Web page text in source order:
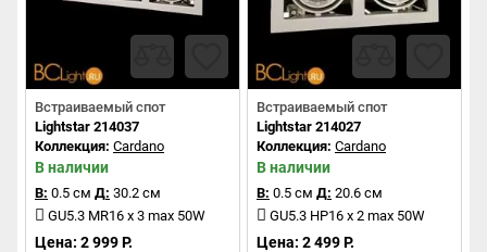
Встраиваемый спот
Lightstar 214037
Коллекция: Cardano
В наличии
В: 0.5 см Д: 30.2 см
GU5.3 MR16 x 3 max 50W
Цена: 2 999 Р.
Встраиваемый спот
Lightstar 214027
Коллекция: Cardano
В наличии
В: 0.5 см Д: 20.6 см
GU5.3 HP16 x 2 max 50W
Цена: 2 499 Р.